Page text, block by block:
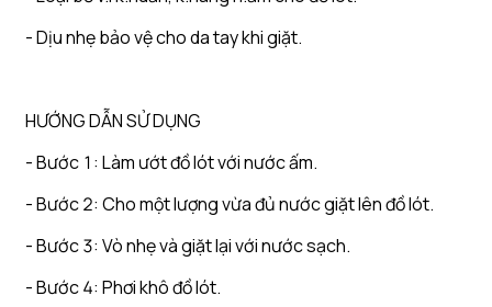
- Dịu nhẹ bảo vệ cho da tay khi giặt. ️
HƯỚNG DẪN SỬ DỤNG
- Bước 1: Làm ướt đồ lót với nước ấm.
- Bước 2: Cho một lượng vừa đủ nước giặt lên đồ lót.
- Bước 3: Vò nhẹ và giặt lại với nước sạch.
- Bước 4: Phơi khô đồ lót. ️